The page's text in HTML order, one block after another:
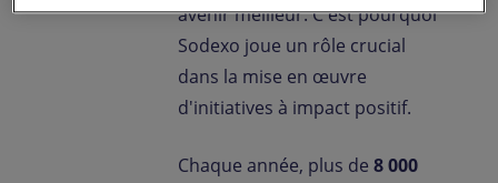
avenir meilleur. C'est pourquoi
Sodexo joue un rôle crucial
dans la mise en œuvre
d'initiatives à impact positif.
Chaque année, plus de 8 000